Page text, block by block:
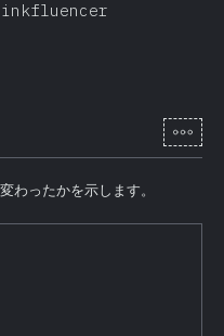
[ja-
わったかを示します。